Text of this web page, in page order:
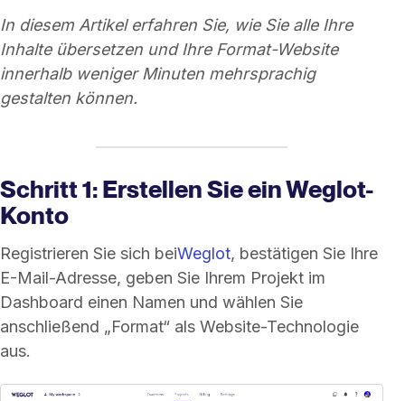
In diesem Artikel erfahren Sie, wie Sie alle Ihre
Inhalte übersetzen und Ihre Format-Website
innerhalb weniger Minuten mehrsprachig
gestalten können.
Schritt 1: Erstellen Sie ein Weglot-
Konto
Registrieren Sie sich beiWeglot, bestätigen Sie Ihre
E-Mail-Adresse, geben Sie Ihrem Projekt im
Dashboard einen Namen und wählen Sie
anschließend „Format“ als Website-Technologie
aus.